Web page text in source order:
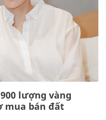
lượng vàng
mua bán đất